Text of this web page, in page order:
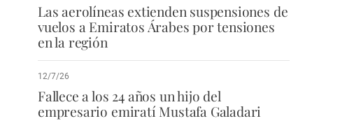
Las aerolíneas extienden suspensiones de
vuelos a Emiratos Árabes por tensiones
en la región
12/7/26
Fallece a los 24 años un hijo del
empresario emiratí Mustafa Galadari